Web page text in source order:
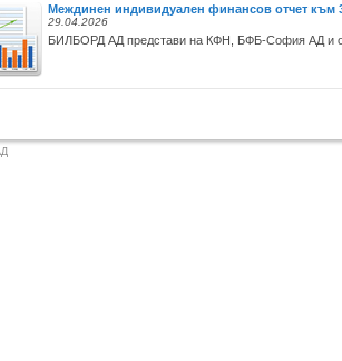
Междинен индивидуален финансов отчет към
29.04.2026
БИЛБОРД АД представи на КФН, БФБ-София АД и